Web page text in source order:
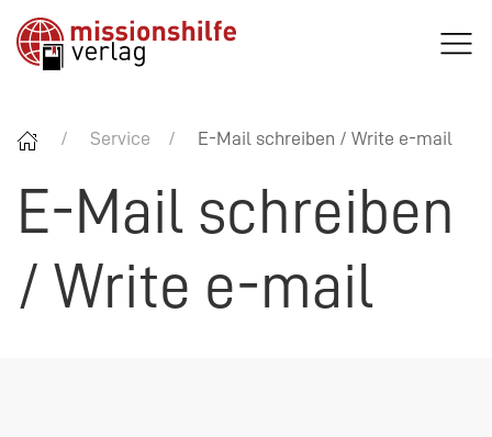
Service E-Mail schreiben / Write e-mail
E-Mail schreiben
/ Write e-mail